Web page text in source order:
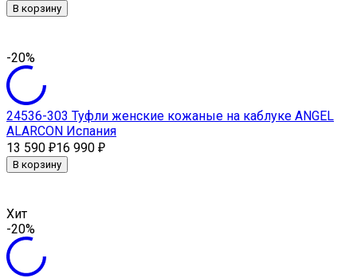
В корзину
-20%
24536-303 Туфли женские кожаные на каблуке ANGEL
ALARCON Испания
13 590 ₽16 990 ₽
В корзину
Хит
-20%